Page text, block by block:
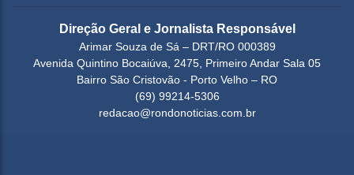
Direção Geral e Jornalista Responsável
Arimar Souza de Sá – DRT/RO 000389
Avenida Quintino Bocaiúva, 2475, Primeiro Andar Sala 05
Bairro São Cristovão - Porto Velho – RO
(69) 99214-5306
redacao@rondonoticias.com.br